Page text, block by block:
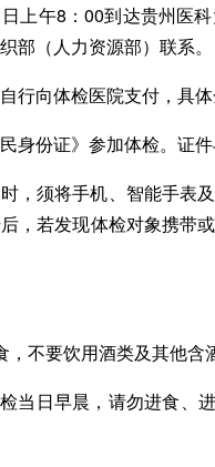
日上午8：00到达贵州医
部（人力资源部）联系
行向体检医院支付，具
民身份证》参加体检。
，须将手机、智能手
，若发现体检对象携带
，不要饮用酒类及其他
当日早晨，请勿进食、